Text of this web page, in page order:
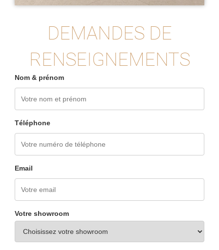
DEMANDES DE
RENSEIGNEMENTS
Nom & prénom
Téléphone
Email
Votre showroom